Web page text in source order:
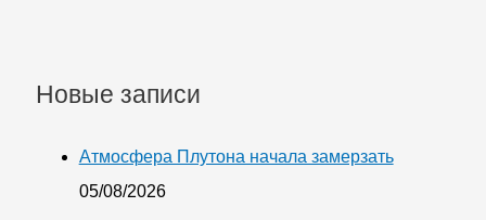
Новые записи
Атмосфера Плутона начала замерзать
05/08/2026